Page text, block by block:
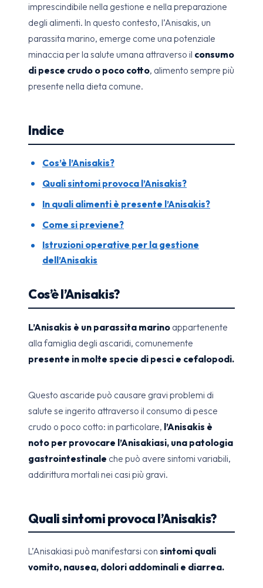
imprescindibile nella gestione e nella preparazione
degli alimenti. In questo contesto, l’Anisakis, un
parassita marino, emerge come una potenziale
minaccia per la salute umana attraverso il consumo
di pesce crudo o poco cotto, alimento sempre più
presente nella dieta comune.
Indice
Cos’è l’Anisakis?
Quali sintomi provoca l’Anisakis?
In quali alimenti è presente l’Anisakis?
Come si previene?
Istruzioni operative per la gestione
dell’Anisakis
Cos’è l’Anisakis?
L’Anisakis è un parassita marino appartenente
alla famiglia degli ascaridi, comunemente
presente in molte specie di pesci e cefalopodi.
Questo ascaride può causare gravi problemi di
salute se ingerito attraverso il consumo di pesce
crudo o poco cotto: in particolare, l’Anisakis è
noto per provocare l’Anisakiasi, una patologia
gastrointestinale che può avere sintomi variabili,
addirittura mortali nei casi più gravi.
Quali sintomi provoca l’Anisakis?
L’Anisakiasi può manifestarsi con sintomi quali
vomito, nausea, dolori addominali e diarrea.